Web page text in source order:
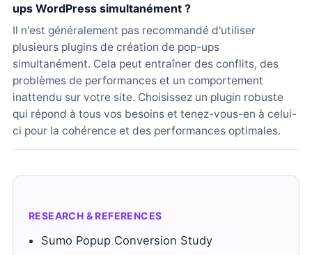
ups WordPress simultanément ?
Il n'est généralement pas recommandé d'utiliser
plusieurs plugins de création de pop-ups
simultanément. Cela peut entraîner des conflits, des
problèmes de performances et un comportement
inattendu sur votre site. Choisissez un plugin robuste
qui répond à tous vos besoins et tenez-vous-en à celui-
ci pour la cohérence et des performances optimales.
RESEARCH & REFERENCES
Sumo Popup Conversion Study